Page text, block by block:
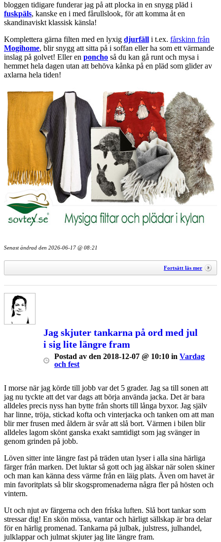
bloggen tidigare funderar jag på att plocka in en snygg pläd i
fuskpäls, kanske en i med fårullslook, för att komma åt en
skandinaviskt klassisk känsla!
Komplettera gärna filten med en lyxig djurfäll i t.ex. fårskinn från
Mogihome, blir snygg att sitta på i soffan eller ha som ett värmande
inslag på golvet! Eller en poncho så du kan gå runt och mysa i
hemmet hela dagen utan att behöva kånka på en pläd som glider av
axlarna hela tiden!
Senast ändrad den 2026-06-17 @ 08:21
Fortsätt läs mer
Jag skjuter tankarna på ord med jul
i sig lite längre fram
Postad av den 2018-12-07 @ 10:10 in Vardag
och fest
I morse när jag körde till jobb var det 5 grader. Jag sa till sonen att
jag nu tyckte att det var dags att börja använda jacka. Det är bara
alldeles precis nyss han bytte från shorts till långa byxor. Jag själv
har linne, tröja, stickad kofta och vinterjacka och tanken om att man
blir mer frusen med åldern är svår att slå bort. Värmen i bilen blir
alldeles lagom skönt ganska exakt samtidigt som jag svänger in
genom grinden på jobb.
Löven sitter inte längre fast på träden utan lyser i alla sina härliga
färger från marken. Det luktar så gott och jag älskar när solen skiner
och man kan känna dess värme från en läig plats. Även om havet är
min favoritplats så blir skogspromenaderna några fler på hösten och
vintern.
Ut och njut av färgerna och den fríska luften. Slå bort tankar som
stressar dig! En skön mössa, vantar och härligt sällskap är bra delar
för en härlig promenad. Tankarna på julbak, julstress, julhandel,
julklappar och julmat skjuter jag lite längre fram.